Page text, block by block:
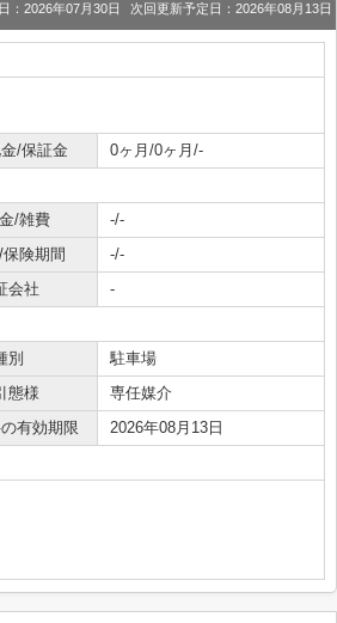
：2026年07月30日 次回更新予定日：2026年08月13日
/保証金
0ヶ月/0ヶ月/-
/雑費
-/-
険期間
-/-
会社
-
別
駐車場
態様
専任媒介
有効期限
2026年08月13日